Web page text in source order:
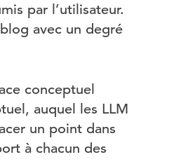
par l’utilisateur.
avec un degré
conceptuel
auquel les LLM
un point dans
à chacun des